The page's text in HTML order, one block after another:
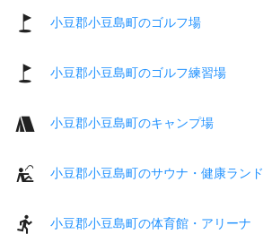
小豆郡小豆島町のゴルフ場
小豆郡小豆島町のゴルフ練習場
小豆郡小豆島町のキャンプ場
小豆郡小豆島町のサウナ・健康ランド
小豆郡小豆島町の体育館・アリーナ